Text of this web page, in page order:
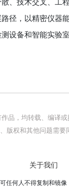
技术交叉、工
径，以精密仪器
设备和智能实验
品，均转载、编译
版权和其他问题需
关于我们
任何人不得复制和镜